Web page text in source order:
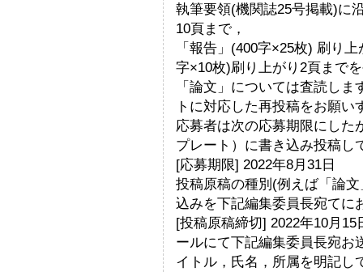
執筆要領(機関誌25号掲載)に
10頁まで，
「報告」(400字×25枚) 刷り
字×10枚)刷り上がり2頁まで
「論文」については査読し
トに対応した再投稿をお願い
応募者は次の応募期限にした
プレート）に書き込み投稿し
[応募期限] 2022年8月31日
投稿原稿の種別(例えば「論
込みを下記編集委員長宛てに
[投稿原稿締切] 2022年10月
ールにて下記編集委員長宛お
イトル，氏名，所属を明記し